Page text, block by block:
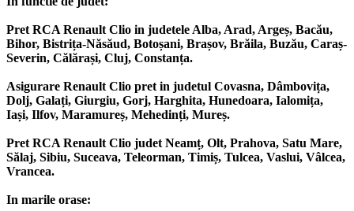
Pret RCA Renault Clio in judetele Alba, Arad, Argeș, Bacău,
Bihor, Bistrița-Năsăud, Botoșani, Brașov, Brăila, Buzău, Caraș-
Severin, Călărași, Cluj, Constanța.
Asigurare Renault Clio pret in judetul Covasna, Dâmbovița,
Dolj, Galați, Giurgiu, Gorj, Harghita, Hunedoara, Ialomița,
Iași, Ilfov, Maramureș, Mehedinți, Mureș.
Pret RCA Renault Clio judet Neamț, Olt, Prahova, Satu Mare,
Sălaj, Sibiu, Suceava, Teleorman, Timiș, Tulcea, Vaslui, Vâlcea,
Vrancea.
In marile orase: